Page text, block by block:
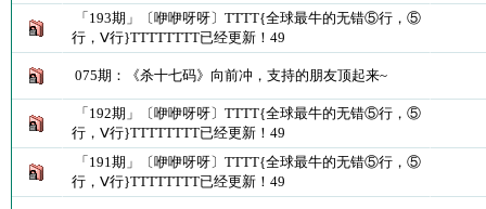
「193期」〔咿咿呀呀〕TTTT{全球最牛的无错⑤行，⑤
行，Ⅴ行}TTTTTTTT已经更新！49
075期：《杀十七码》向前冲，支持的朋友顶起来~
「192期」〔咿咿呀呀〕TTTT{全球最牛的无错⑤行，⑤
行，Ⅴ行}TTTTTTTT已经更新！49
「191期」〔咿咿呀呀〕TTTT{全球最牛的无错⑤行，⑤
行，Ⅴ行}TTTTTTTT已经更新！49